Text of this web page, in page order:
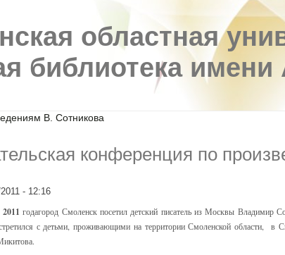
областная
библиотека имени
В. Сотникова
конференция по
- 12:16
2011годагород Смоленск посетил детский писатель из Москвы Владимир
с детьми, проживающими на территории Смоленской области, в